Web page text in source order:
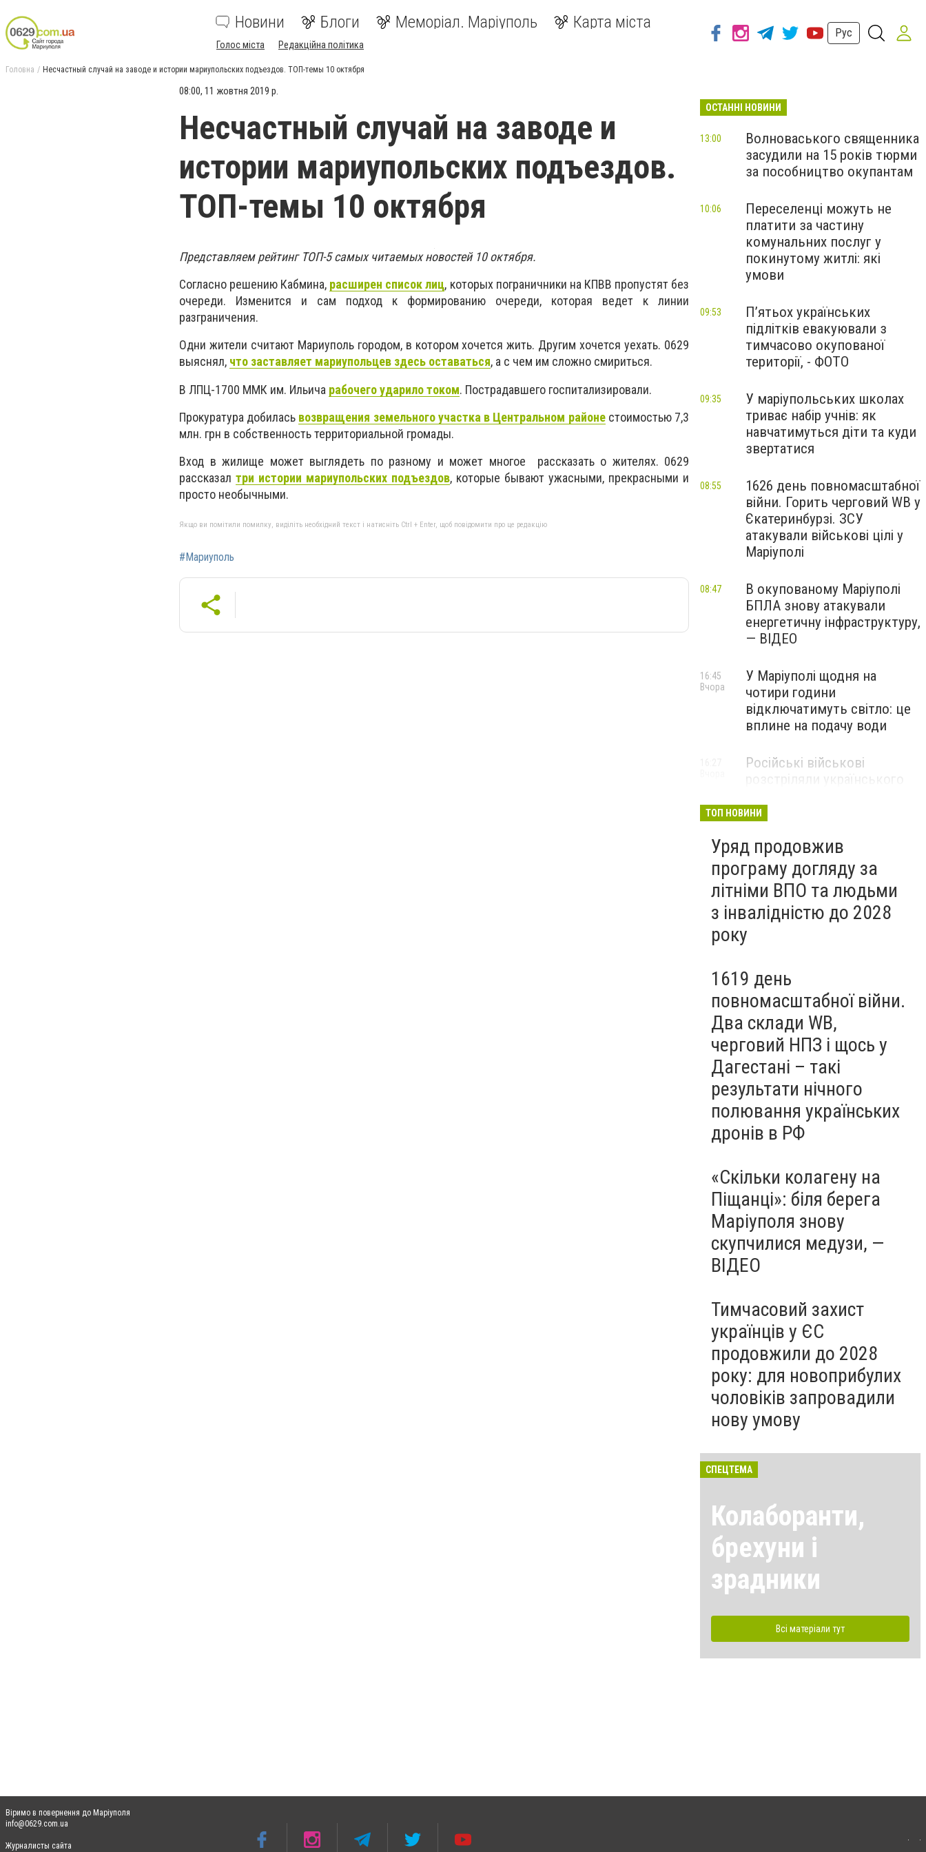
Новини Блоги Меморіал. Маріуполь Карта міста
Голос міста Редакційна політика
Рус
Головна Несчастный случай на заводе и истории мариупольских подъездов. ТОП-темы 10 октября
08:00, 11 жовтня 2019 р.
Несчастный случай на заводе и
истории мариупольских подъездов.
ТОП-темы 10 октября
Представляем рейтинг ТОП-5 самых читаемых новостей 10 октября.
Согласно решению Кабмина, расширен список лиц, которых пограничники на КПВВ пропустят без
очереди. Изменится и сам подход к формированию очереди, которая ведет к линии
разграничения.
Одни жители считают Мариуполь городом, в котором хочется жить. Другим хочется уехать. 0629
выяснял, что заставляет мариупольцев здесь оставаться, а с чем им сложно смириться.
В ЛПЦ-1700 ММК им. Ильича рабочего ударило током. Пострадавшего госпитализировали.
Прокуратура добилась возвращения земельного участка в Центральном районестоимостью 7,3
млн. грн в собственность территориальной громады.
Вход в жилище может выглядеть по разному и может многое рассказать о жителях. 0629
рассказал три истории мариупольских подъездов, которые бывают ужасными, прекрасными и
просто необычными.
Якщо ви помітили помилку, виділіть необхідний текст і натисніть Ctrl + Enter, щоб повідомити про це редакцію
#Мариуполь
ОСТАННІ НОВИНИ
Волноваського священника
засудили на 15 років тюрми
за пособництво окупантам
13:00
Переселенці можуть не
платити за частину
комунальних послуг у
покинутому житлі: які
умови
10:06
П’ятьох українських
підлітків евакуювали з
тимчасово окупованої
території, - ФОТО
09:53
У маріупольських школах
триває набір учнів: як
навчатимуться діти та куди
звертатися
09:35
1626 день повномасштабної
війни. Горить черговий WB у
Єкатеринбурзі. ЗСУ
атакували військові цілі у
Маріуполі
08:55
В окупованому Маріуполі
БПЛА знову атакували
енергетичну інфраструктуру,
— ВІДЕО
08:47
У Маріуполі щодня на
чотири години
відключатимуть світло: це
вплине на подачу води
16:45
Вчора
Російські військові
Волноваському районі, —
ТОП НОВИНИ
Уряд продовжив
програму догляду за
літніми ВПО та людьми
з інвалідністю до 2028
року
1619 день
повномасштабної війни.
Два склади WB,
черговий НПЗ і щось у
Дагестані – такі
результати нічного
полювання українських
дронів в РФ
«Скільки колагену на
Піщанці»: біля берега
Маріуполя знову
скупчилися медузи, —
ВІДЕО
Тимчасовий захист
українців у ЄС
продовжили до 2028
року: для новоприбулих
чоловіків запровадили
нову умову
СПЕЦТЕМА
Колаборанти,
брехуни і
зрадники
Всі матеріали тут
Віримо в повернення до Маріуполя
info@0629.com.ua
Журналисты сайта